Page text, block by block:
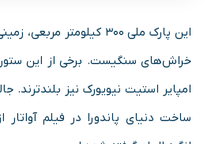
این پارک ملی ۳۰۰ کیلومتر
خراش‌های سنگیست. برخی از این
امپایر استیت نیویورک نیز بلندترند.
ساخت دنیای پاندورا در فیلم